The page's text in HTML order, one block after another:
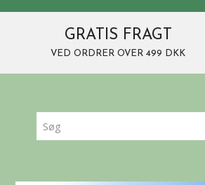
GRATIS FRAGT
VED ORDRER OVER 499 DKK